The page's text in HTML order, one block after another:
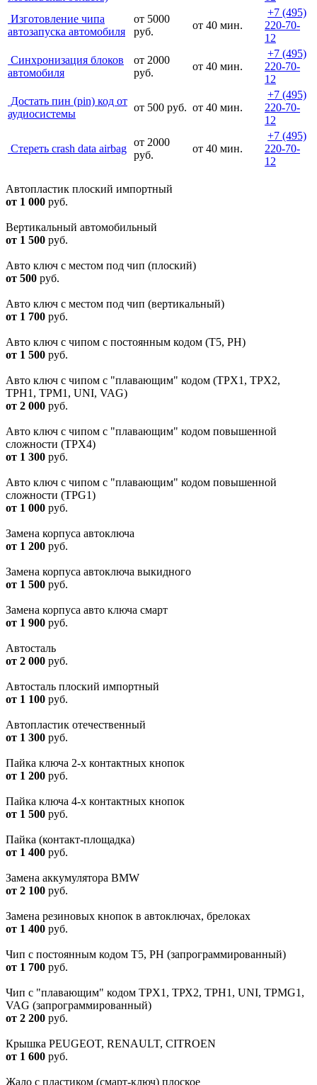
Изготовление чипа
автозапуска автомобиля
от 5000
руб.
от 40 мин.
+7 (495)
220-70-
12
Синхронизация блоков
автомобиля
от 2000
руб.
от 40 мин.
+7 (495)
220-70-
12
Достать пин (pin) код от
аудиосистемы
от 500 руб. от 40 мин.
+7 (495)
220-70-
12
Cтереть crash data airbag
от 2000
руб.
от 40 мин.
+7 (495)
220-70-
12
Автопластик плоский импортный
от 1 000 руб.
Вертикальный автомобильный
от 1 500 руб.
Авто ключ с местом под чип (плоский)
от 500 руб.
Авто ключ с местом под чип (вертикальный)
от 1 700 руб.
Авто ключ с чипом с постоянным кодом (T5, PH)
от 1 500 руб.
Авто ключ с чипом с "плавающим" кодом (TPX1, TPX2,
TPH1, TPM1, UNI, VAG)
от 2 000 руб.
Авто ключ с чипом с "плавающим" кодом повышенной
сложности (TPХ4)
от 1 300 руб.
Авто ключ с чипом с "плавающим" кодом повышенной
сложности (ТРG1)
от 1 000 руб.
Замена корпуса автоключа
от 1 200 руб.
Замена корпуса автоключа выкидного
от 1 500 руб.
Замена корпуса авто ключа смарт
от 1 900 руб.
Автосталь
от 2 000 руб.
Автосталь плоский импортный
от 1 100 руб.
Автопластик отечественный
от 1 300 руб.
Пайка ключа 2-х контактных кнопок
от 1 200 руб.
Пайка ключа 4-х контактных кнопок
от 1 500 руб.
Пайка (контакт-площадка)
от 1 400 руб.
Замена аккумулятора BMW
от 2 100 руб.
Замена резиновых кнопок в автоключах, брелоках
от 1 400 руб.
Чип с постоянным кодом T5, PH (запрограммированный)
от 1 700 руб.
Чип с "плавающим" кодом TPX1, ТРХ2, TPH1, UNI, TPMG1,
VAG (запрограммированный)
от 2 200 руб.
Крышка PEUGEOT, RENAULT, CITROEN
от 1 600 руб.
Жало с пластиком (смарт-ключ) плоское